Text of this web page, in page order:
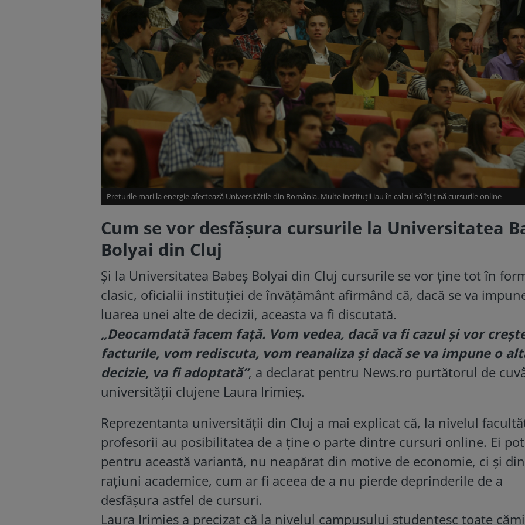
Prețurile mari la energie afectează Universitățile din România. Multe instituții iau în calcul să își țină cursurile online
Cum se vor desfășura cursurile la Universitatea
Bolyai din Cluj
Şi la Universitatea Babeş Bolyai din Cluj cursurile se vor ţine tot în
clasic, oficialii instituţiei de învăţământ afirmând că, dacă se va
luarea unei alte de decizii, aceasta va fi discutată.
„Deocamdată facem faţă. Vom vedea, dacă va fi cazul şi vor
facturile, vom rediscuta, vom reanaliza şi dacă se va impune o
decizie, va fi adoptată”, a declarat pentru News.ro purtătorul de
universităţii clujene Laura Irimieş.
Reprezentanta universităţii din Cluj a mai explicat că, la nivelul
profesorii au posibilitatea de a ţine o parte dintre cursuri online. Ei
pentru această variantă, nu neapărat din motive de economie, ci şi din
raţiuni academice, cum ar fi aceea de a nu pierde deprinderile de a
desfăşura astfel de cursuri.
Laura Irimieş a precizat că la nivelul campusului studenţesc toate